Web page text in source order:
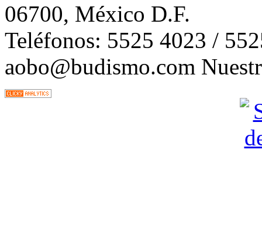
06700, México D.F.
Teléfonos: 5525 4023 /
aobo@budismo.com